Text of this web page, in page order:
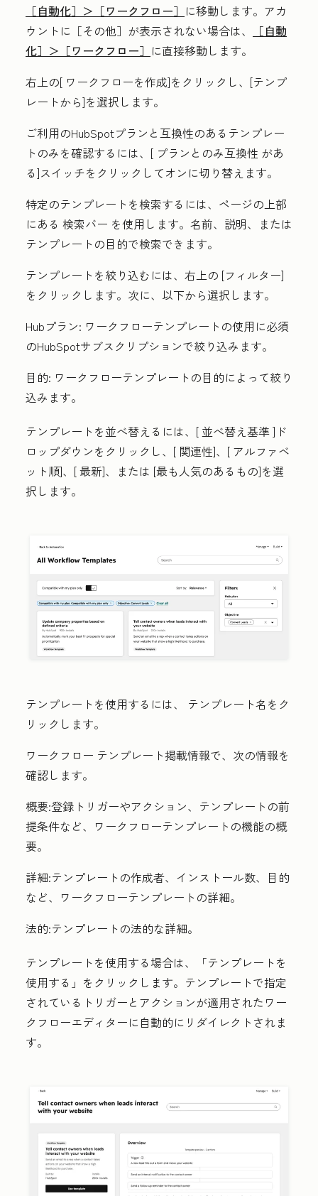
［自動化］＞ ［ワークフロー］ に移動します。アカ
ウントに ［その他］が表示されない場合は、
［自動
化］＞ ［ワークフロー］ に直接移動します。
右上の[ ワークフローを作成]をクリックし、[テンプ
レートから]を選択します。
ご利用のHubSpotプランと互換性のあるテンプレー
トのみを確認するには、[ プランとのみ互換性 があ
る]スイッチをクリックしてオンに切り替えます。
特定のテンプレートを検索するには、ページの上部
にある 検索バー を使用します。名前、説明、または
テンプレートの目的で検索できます。
テンプレートを絞り込むには、右上の [フィルター]
をクリックします。次に、以下から選択します。
Hubプラン: ワークフローテンプレートの使用に必須
のHubSpotサブスクリプションで絞り込みます。
目的: ワークフローテンプレートの目的によって絞り
込みます。
テンプレートを並べ替えるには、[ 並べ替え基準]ド
ロップダウンをクリックし、[ 関連性]、[ アルファベ
ット順]、[最新]、または [最も人気のある もの]を選
択します。
テンプレートを使用するには、 テンプレート名 をク
リックします。
ワークフロー テンプレート掲載情報で、次の情報を
確認します。
概要:登録トリガーやアクション、テンプレートの前
提条件など、ワークフローテンプレートの機能の概
要。
詳細:テンプレートの作成者、インストール数、目的
など、ワークフローテンプレートの詳細。
法的:テンプレートの法的な詳細。
テンプレートを使用する場合は、「テンプレートを
使用する」をクリックします。テンプレートで指定
されているトリガーとアクションが適用されたワー
クフローエディターに自動的にリダイレクトされま
す。